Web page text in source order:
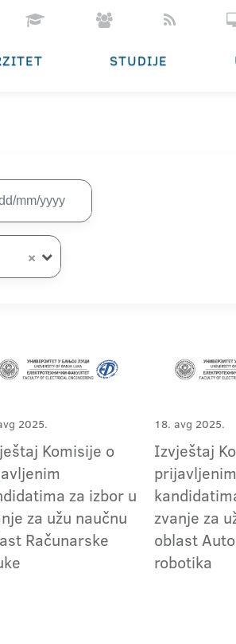
STUDIJE
×
2025.
Komisije o
za izbor u
za užu naučnu
Računarske
18. avg 2025.
Izvještaj
prijavljenim
zvanje za
oblast
robotika